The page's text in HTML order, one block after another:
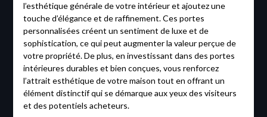
l’esthétique générale de votre intérieur et ajoutez une
touche d’élégance et de raffinement. Ces portes
personnalisées créent un sentiment de luxe et de
sophistication, ce qui peut augmenter la valeur perçue de
votre propriété. De plus, en investissant dans des portes
intérieures durables et bien conçues, vous renforcez
l’attrait esthétique de votre maison tout en offrant un
élément distinctif qui se démarque aux yeux des visiteurs
et des potentiels acheteurs.